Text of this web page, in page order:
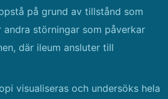
på grund av tillstånd som
andra störningar som påverkar
där ileum ansluter till
visualiseras och undersöks hela